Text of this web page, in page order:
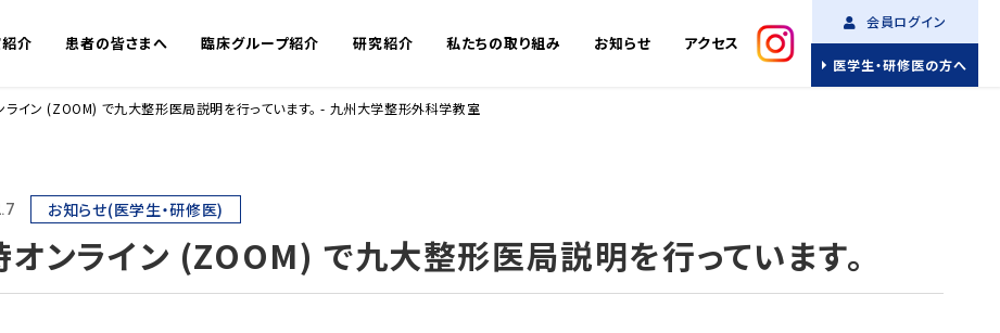
介 患者の皆さまへ 臨床グループ紹介 研究紹介 私たちの取り組み お知らせ アクセス
医学生・研修医の方へ
会員ログイン
イン (ZOOM) で九大整形医局説明を行っています。 - 九州大学整形外科学教室
お知らせ(医学生・研修医)
オンライン (ZOOM) で九大整形医局説明を行っています。